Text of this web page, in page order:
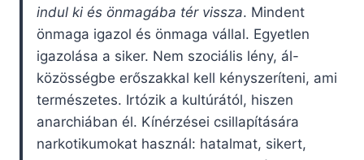
indul ki és önmagába tér vissza. Mindent
önmaga igazol és önmaga vállal. Egyetlen
igazolása a siker. Nem szociális lény, ál-
közösségbe erőszakkal kell kényszeríteni, ami
természetes. Irtózik a kultúrától, hiszen
anarchiában él. Kínérzései csillapítására
narkotikumokat használ: hatalmat, sikert,